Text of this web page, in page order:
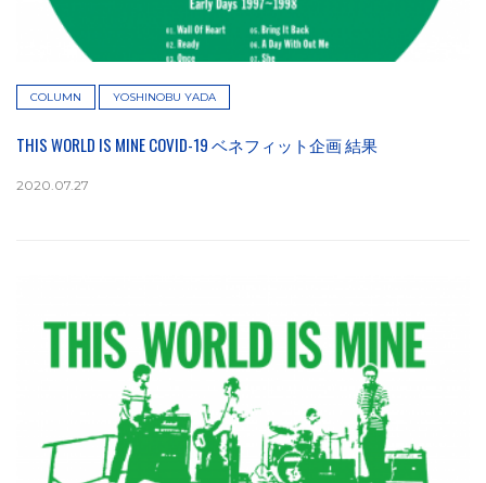
COLUMN YOSHINOBU YADA
THIS WORLD IS MINE COVID-19 ベネフィット企画 結果
2020.07.27